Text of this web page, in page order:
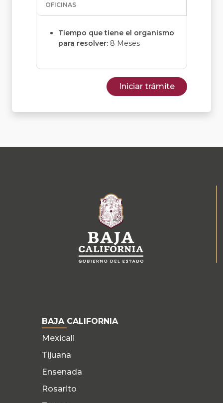
OFICINAS
Tiempo que tiene el organismo
para resolver: 8 Meses
Iniciar trámite
BAJA CALIFORNIA
Mexicali
Tijuana
Ensenada
Rosarito